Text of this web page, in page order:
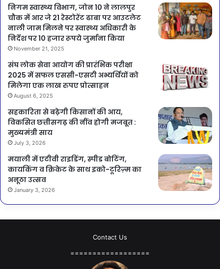
निगम स्वास्थ्य विभाग, जोन 10 ने लालपुर
चौक में आर जे 21 रेस्टोरेंट ढाबा पर आउटलेट
नाली जाम मिलने पर स्वास्थ्य अधिकारी के
निर्देश पर 10 हजार रूपये जुर्माना किया
November 21, 2025
संघ लोक सेवा आयोग की प्रारंभिक परीक्षा
2025 में सफल एससी-एसटी अभ्यर्थियों को
मिलेगा एक लाख रुपए प्रोत्साहन
August 6, 2025
सहकारिता से बढ़ेगी किसानों की आय,
विकसित छत्तीसगढ़ की नींव होगी मजबूत :
मुख्यमंत्री साय
July 3, 2026
मयाली में एटीवी राइडिंग, स्पीड बोटिंग,
कायकिंग व क्रिकेट के साथ इको-टूरिज़्म का
अनूठा उत्सव
January 3, 2026
Contact Us
==================